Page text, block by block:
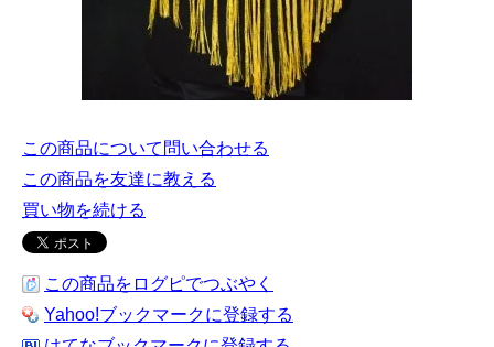
この商品について問い合わせる
この商品を友達に教える
買い物を続ける
この商品をログピでつぶやく
Yahoo!ブックマークに登録する